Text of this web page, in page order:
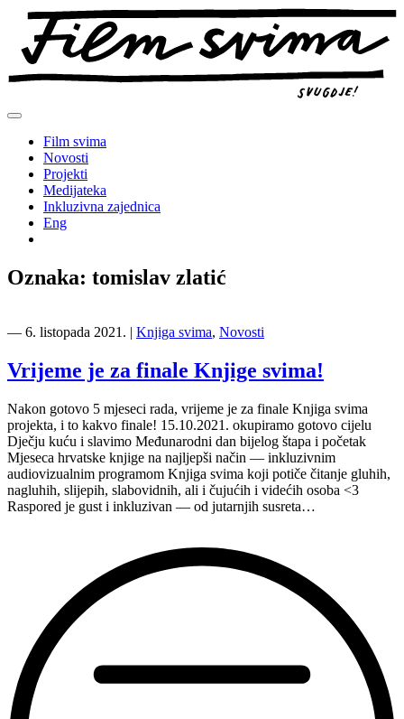
Preskoči
sadržaj
Film svima
Novosti
Projekti
Medijateka
Inkluzivna zajednica
Eng
Oznaka: tomislav zlatić
― 6. listopada 2021. | Knjiga svima, Novosti
Vrijeme je za finale Knjige svima!
Nakon gotovo 5 mjeseci rada, vrijeme je za finale Knjiga svima
projekta, i to kakvo finale! 15.10.2021. okupiramo gotovo cijelu
Dječju kuću i slavimo Međunarodni dan bijelog štapa i početak
Mjeseca hrvatske knjige na najljepši način — inkluzivnim
audiovizualnim programom Knjiga svima koji potiče čitanje gluhih,
nagluhih, slijepih, slabovidnih, ali i čujućih i videćih osoba <3
Raspored je gust i inkluzivan — od jutarnjih susreta…